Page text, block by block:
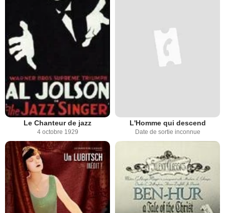
Le Chanteur de jazz
4 octobre 1929
L'Homme qui descend
Date de sortie inconnue